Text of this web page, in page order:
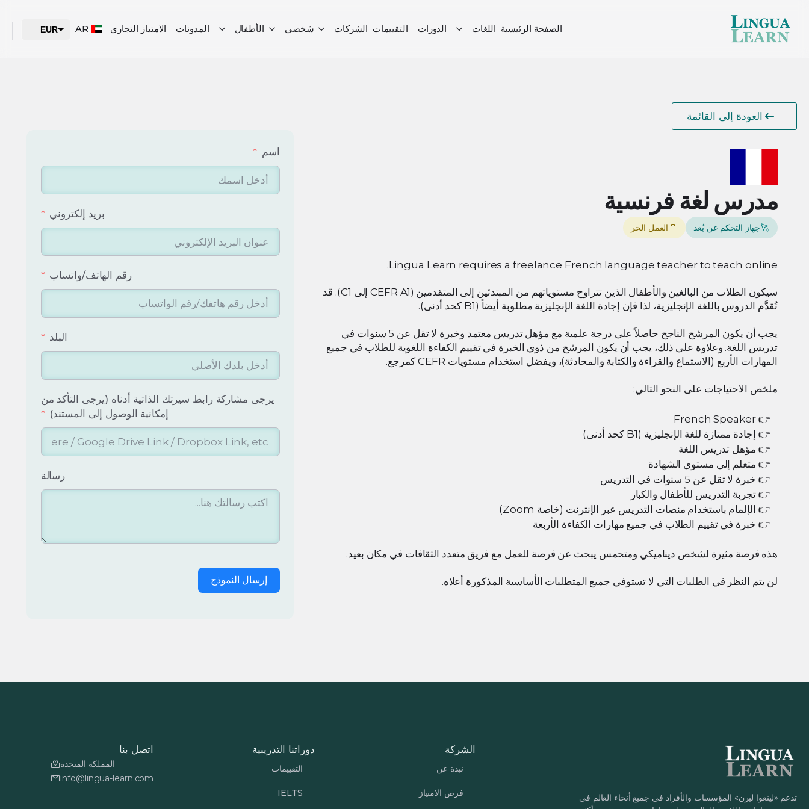
الصفحة الرئيسية اللغات الدورات التقييمات الشركات شخصي الأطفال المدونات الامتياز التجاري AR
EUR
العودة إلى القائمة
مدرس لغة فرنسية
جهاز التحكم عن بُعد العمل الحر
Lingua Learn requires a freelance French language teacher to teach online.
سيكون الطلاب من البالغين والأطفال الذين تتراوح مستوياتهم من المبتدئين إلى المتقدمين (CEFR A1 إلى C1). قد
تُقدَّم الدروس باللغة الإنجليزية، لذا فإن إجادة اللغة الإنجليزية مطلوبة أيضاً (B1 كحد أدنى).
يجب أن يكون المرشح الناجح حاصلاً على درجة علمية مع مؤهل تدريس معتمد وخبرة لا تقل عن 5 سنوات في
تدريس اللغة. وعلاوة على ذلك، يجب أن يكون المرشح من ذوي الخبرة في تقييم الكفاءة اللغوية للطلاب في جميع
المهارات الأربع (الاستماع والقراءة والكتابة والمحادثة)، ويفضل استخدام مستويات CEFR كمرجع.
ملخص الاحتياجات على النحو التالي:
French Speaker
إجادة ممتازة للغة الإنجليزية (B1 كحد أدنى)
مؤهل تدريس اللغة
متعلم إلى مستوى الشهادة
خبرة لا تقل عن 5 سنوات في التدريس
تجربة التدريس للأطفال والكبار
الإلمام باستخدام منصات التدريس عبر الإنترنت (خاصة Zoom)
خبرة في تقييم الطلاب في جميع مهارات الكفاءة الأربعة
هذه فرصة مثيرة لشخص ديناميكي ومتحمس يبحث عن فرصة للعمل مع فريق متعدد الثقافات في مكان بعيد.
لن يتم النظر في الطلبات التي لا تستوفي جميع المتطلبات الأساسية المذكورة أعلاه.
اسم
بريد إلكتروني
رقم الهاتف/واتساب
البلد
يرجى مشاركة رابط سيرتك الذاتية أدناه (يرجى التأكد من
إمكانية الوصول إلى المستند)
رسالة
إرسال النموذج
تدعم «لينغوا ليرن» المؤسسات والأفراد في جميع أنحاء العالم في
الشركة
نبذة عن
فرص الامتياز
دوراتنا التدريبية
التقييمات
IELTS
اتصل بنا
المملكة المتحدة
info@lingua-learn.com